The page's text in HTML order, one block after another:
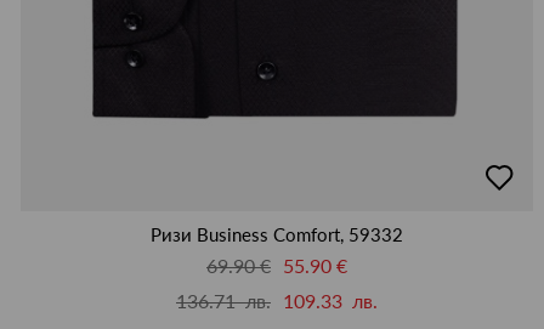
в
Ризи Business Comfort, 59332
69.90 € 55.90 €
136.71 лв. 109.33 лв.